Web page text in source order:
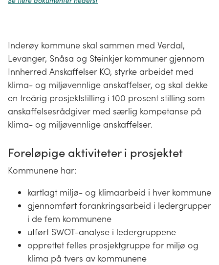
Inderøy kommune skal sammen med Verdal,
Levanger, Snåsa og Steinkjer kommuner gjennom
Innherred Anskaffelser KO, styrke arbeidet med
klima- og miljøvennlige anskaffelser, og skal dekke
en treårig prosjektstilling i 100 prosent stilling som
anskaffelsesrådgiver med særlig kompetanse på
klima- og miljøvennlige anskaffelser.
Foreløpige aktiviteter i prosjektet
Kommunene har:
kartlagt miljø- og klimaarbeid i hver kommune
gjennomført forankringsarbeid i ledergrupper
i de fem kommunene
utført SWOT-analyse i ledergruppene
opprettet felles prosjektgruppe for miljø og
klima på tvers av kommunene